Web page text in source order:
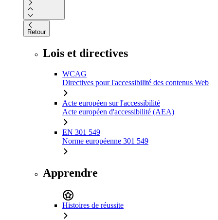
Retour
Lois et directives
WCAG
Directives pour l'accessibilité des contenus Web
Acte européen sur l'accessibilité
Acte européen d'accessibilité (AEA)
EN 301 549
Norme européenne 301 549
Apprendre
Histoires de réussite